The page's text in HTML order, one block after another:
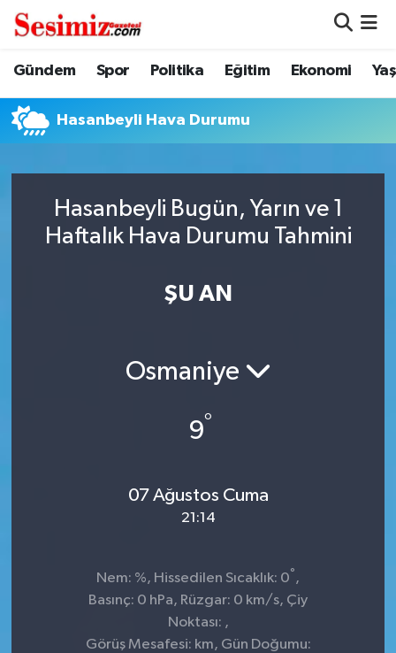
Gündem Spor Politika Eğitim Ekonomi
Hasanbeyli Hava Durumu
Hasanbeyli Bugün, Yarın ve 1
Haftalık Hava Durumu Tahmini
ŞU AN
Osmaniye
9°
07 Ağustos Cuma
21:14
Nem: %, Hissedilen Sıcaklık: 0° ,
Basınç: 0 hPa, Rüzgar: 0 km/s, Çiy
Noktası: ,
Görüş Mesafesi: km, Gün Doğumu:
Dünya
Eğitim
Genel
Gündem
Nöbetçi Eczaneler
Hava Durumu
Trafik Durumu
Süper Lig Puan Durumu ve Fikstür
Haber Arşivi